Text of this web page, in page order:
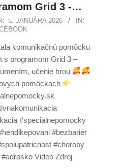
Grid 3 -…
5. JANUÁRA 2026
IN:
komunikačnú pomôcku
s programom Grid 3 –
učenie hrou
pomôckach
#specialnepomocky
#bezbarier
#choroby
Video Zdroj